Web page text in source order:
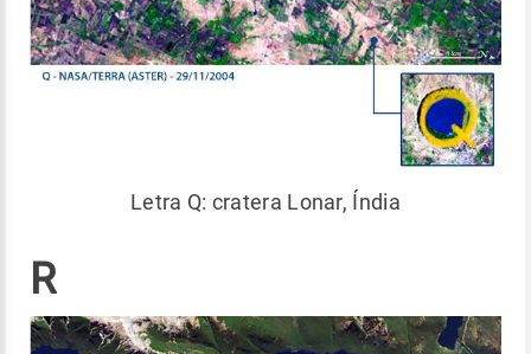
Letra Q: cratera Lonar, Índia
R